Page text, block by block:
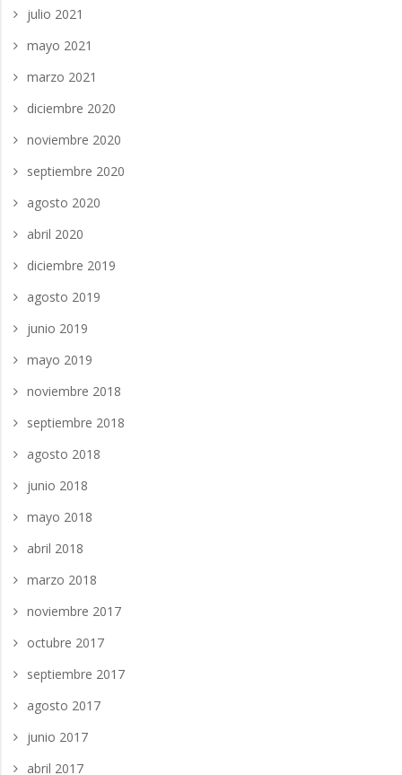
julio 2021
mayo 2021
marzo 2021
diciembre 2020
noviembre 2020
septiembre 2020
agosto 2020
abril 2020
diciembre 2019
agosto 2019
junio 2019
mayo 2019
noviembre 2018
septiembre 2018
agosto 2018
junio 2018
mayo 2018
abril 2018
marzo 2018
noviembre 2017
octubre 2017
septiembre 2017
agosto 2017
junio 2017
abril 2017